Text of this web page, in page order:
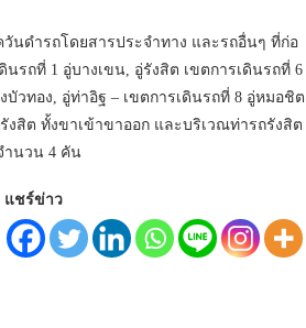
นดำรถโดยสารประจำทาง และรถอื่นๆ ที่ก่อ
รถที่ 1 อู่บางเขน, อู่รังสิต เขตการเดินรถที่ 6
วทอง, อู่ท่าอิฐ – เขตการเดินรถที่ 8 อู่หมอชิต
สิต ทั้งขาเข้าขาออก และบริเวณท่ารถรังสิต
ำนวน 4 คัน
แชร์ข่าว